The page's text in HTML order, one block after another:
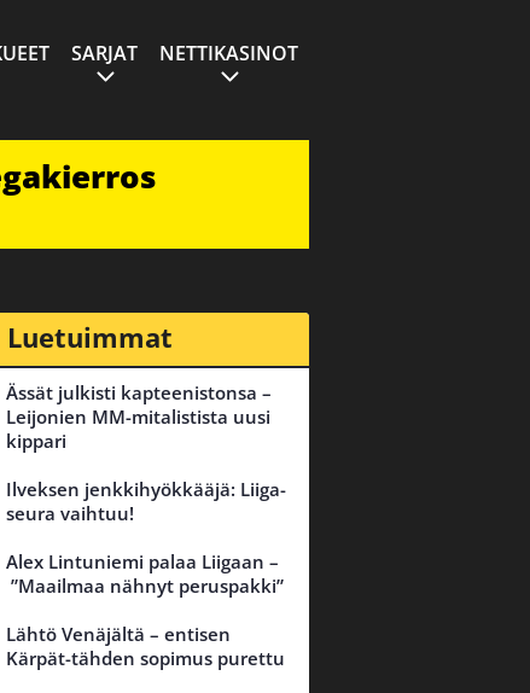
SARJAT NETTIKASINOT
Luetuimmat
Ässät julkisti kapteenistonsa –
Leijonien MM-mitalistista uusi
kippari
Ilveksen jenkkihyökkääjä: Liiga-
seura vaihtuu!
Alex Lintuniemi palaa Liigaan –
”Maailmaa nähnyt peruspakki”
Lähtö Venäjältä – entisen
Kärpät-tähden sopimus purettu